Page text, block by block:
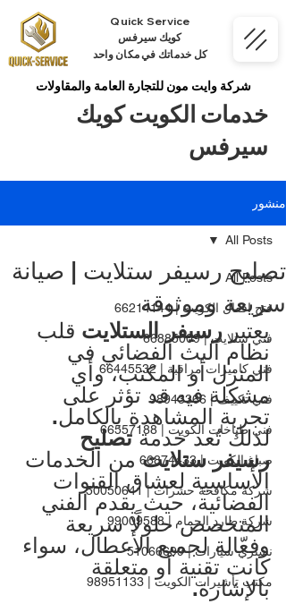
Quick Service
كويك سيرفس
كل خدماتك في مكان واحد
شركة وايت مون للتجارة العامة والمقاولات
خدمات الكويت كويك
سيرفس
منشور
All Posts
فتح اقفال الكويت | 66214144
فني ستلايت | 66885009
فني كاميرات مراقبة | 66445532
فني تكييف | 98943366
فني طباخات الكويت | 66557188
صباغ الكويت | 66874433
شركة مكافحة حشرات | 50050641
شركة طارد الحمام | 99009588
نشتري سيارات | 51066699
مكتب تأشيرات الكويت | 98951133
All Posts
تصليح رسيفر ستلايت | صيانة
سريعة وموثوقة
يعتبر رسيفر الستلايت قلب
نظام البث الفضائي في
المنزل أو المكتب، وأي
مشكلة فيه قد تؤثر على
تجربة المشاهدة بالكامل.
لذلك تُعد خدمة تصليح
رسيفر ستلايت من الخدمات
الأساسية لعشاق القنوات
الفضائية، حيث يقدم الفني
المتخصص حلولًا سريعة
وفعّالة لجميع الأعطال، سواء
كانت تقنية أو متعلقة
بالإشارة.